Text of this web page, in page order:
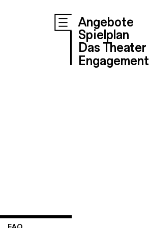
Angebote
Spielplan
Das Theater
Engagement
FAQ